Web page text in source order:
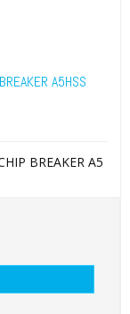
A5HSS
BREAKER A5